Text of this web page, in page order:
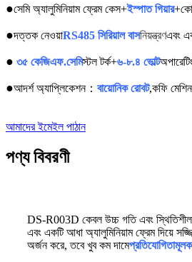
●সেমি অ্যালুমিনিয়াম ফ্রেম কেস+ইস্পাত গিয়ার
●দত্তক নেওয়াRS485 সিরিয়াল বাসনিয়ন্ত্রণএবং
● ৩৫ কেজিএফ.সেমিস্টল টর্ক+৬-৮.৪ ভোল্ট
●আদর্শ অ্যাপ্লিকেশন： বায়োনিক রোবট,কফি
আমাদের ইমেইল পাঠান
পণ্য বিবরণী
DS-R003D কেবল উচ্চ গতি এবং
এবং একটি আধা অ্যালুমিনিয়াম ফ্রেম দিয়ে
অর্জন করে, তবে খুব কম দামে